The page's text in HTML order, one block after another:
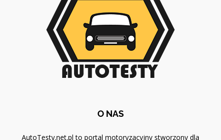
O NAS
AutoTesty.net.pl to portal motoryzacyjny stworzony dla